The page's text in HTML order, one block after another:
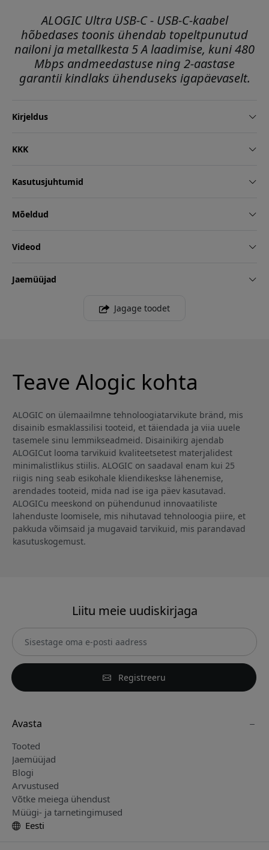
ALOGIC Ultra USB-C - USB-C-kaabel
hõbedases toonis ühendab topeltpunutud
nailoni ja metallkesta 5 A laadimise, kuni 480
Mbps andmeedastuse ning 2-aastase
garantii kindlaks ühenduseks igapäevaselt.
Kirjeldus
KKK
Kasutusjuhtumid
Mõeldud
Videod
Jaemüüjad
Jagage toodet
Teave Alogic kohta
ALOGIC on ülemaailmne tehnoloogiatarvikute bränd, mis
disainib esmaklassilisi tooteid, et täiendada ja viia uuele
tasemele sinu lemmikseadmeid. Disainikirg ajendab
ALOGICut looma tarvikuid kvaliteetsetest materjalidest
minimalistlikus stiilis. ALOGIC on saadaval enam kui 25
riigis ning seab esikohale kliendikeskse lähenemise,
arendades tooteid, mida nad ise iga päev kasutavad.
ALOGICu meeskond on pühendunud innovaatiliste
lahenduste loomisele, mis nihutavad tehnoloogia piire, et
pakkuda võimsaid ja mugavaid tarvikuid, mis parandavad
kasutuskogemust.
Liitu meie uudiskirjaga
Registreeru
Avasta
Tooted
Jaemüüjad
Blogi
Arvustused
Võtke meiega ühendust
Müügi- ja tarnetingimused
Eesti